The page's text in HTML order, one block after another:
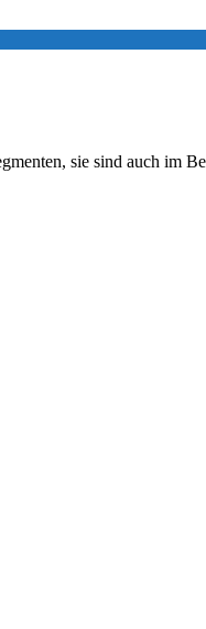
sie sind auch im